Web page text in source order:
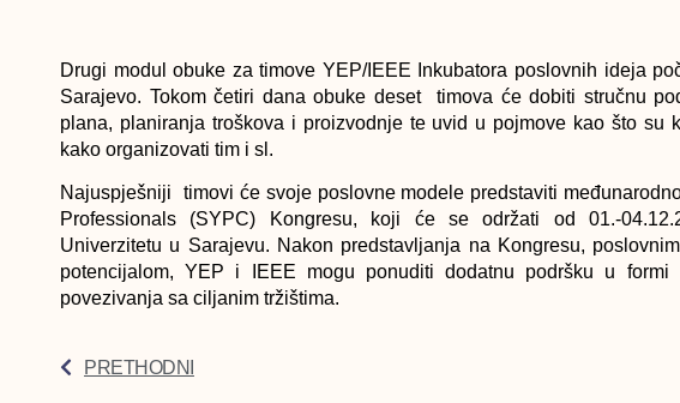
Drugi modul obuke za timove YEP/IEEE Inkubatora poslovnih ideja
Sarajevo. Tokom četiri dana obuke deset timova će dobiti stručnu
plana, planiranja troškova i proizvodnje te uvid u pojmove kao što su
kako organizovati tim i sl.
Najuspješniji timovi će svoje poslovne modele predstaviti
Professionals (SYPC) Kongresu, koji će se održati od 01.-
Univerzitetu u Sarajevu. Nakon predstavljanja na Kongresu,
potencijalom, YEP i IEEE mogu ponuditi dodatnu podršku u formi
povezivanja sa ciljanim tržištima.
PRETHODNI